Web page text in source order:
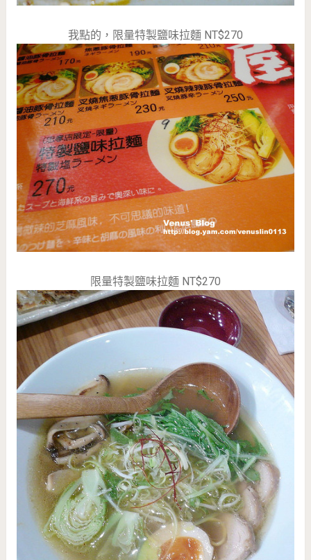
我點的，限量特製鹽味拉麵 NT$270
限量特製鹽味拉麵 NT$270